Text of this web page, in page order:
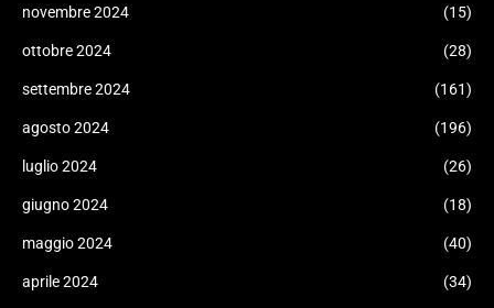
novembre 2024 (15)
ottobre 2024 (28)
settembre 2024 (161)
agosto 2024 (196)
luglio 2024 (26)
giugno 2024 (18)
maggio 2024 (40)
aprile 2024 (34)